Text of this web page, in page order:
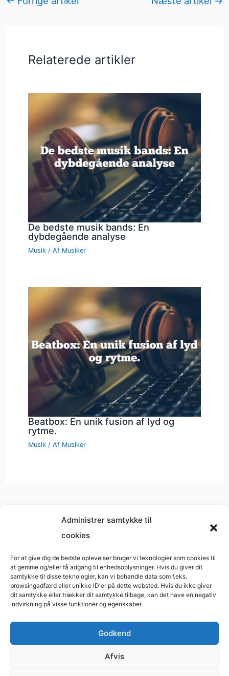
Administrer samtykke til
cookies
For at give dig de bedste oplevelser bruger vi teknologier som cookies til
at gemme og/eller få adgang til enhedsoplysninger. Hvis du giver dit
samtykke til disse teknologier, kan vi behandle data som f.eks.
browsingadfærd eller unikke ID'er på dette websted. Hvis du ikke giver
dit samtykke eller trækker dit samtykke tilbage, kan det have en negativ
indvirkning på visse funktioner og egenskaber.
Godkend
Afvis
Relaterede artikler
De bedste musik bands: En
dybdegående analyse
Musik / Af Musiker
Beatbox: En unik fusion af lyd og
rytme.
Musik / Af Musiker
Musik på
Copyright © 2026 BasimWorld
Udviklet afWebbureau.dk
Bygget medWordPress
Restaurant
Restauranter